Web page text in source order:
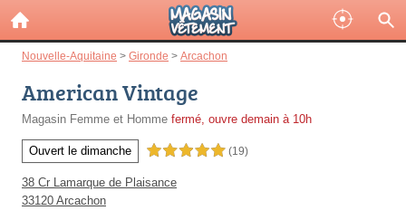
Nouvelle-Aquitaine > Gironde > Arcachon
American Vintage
Magasin Femme et Homme fermé, ouvre demain à 10h
Ouvert le dimanche 5,0 étoiles sur 5 (19)
38 Cr Lamarque de Plaisance
33120 Arcachon